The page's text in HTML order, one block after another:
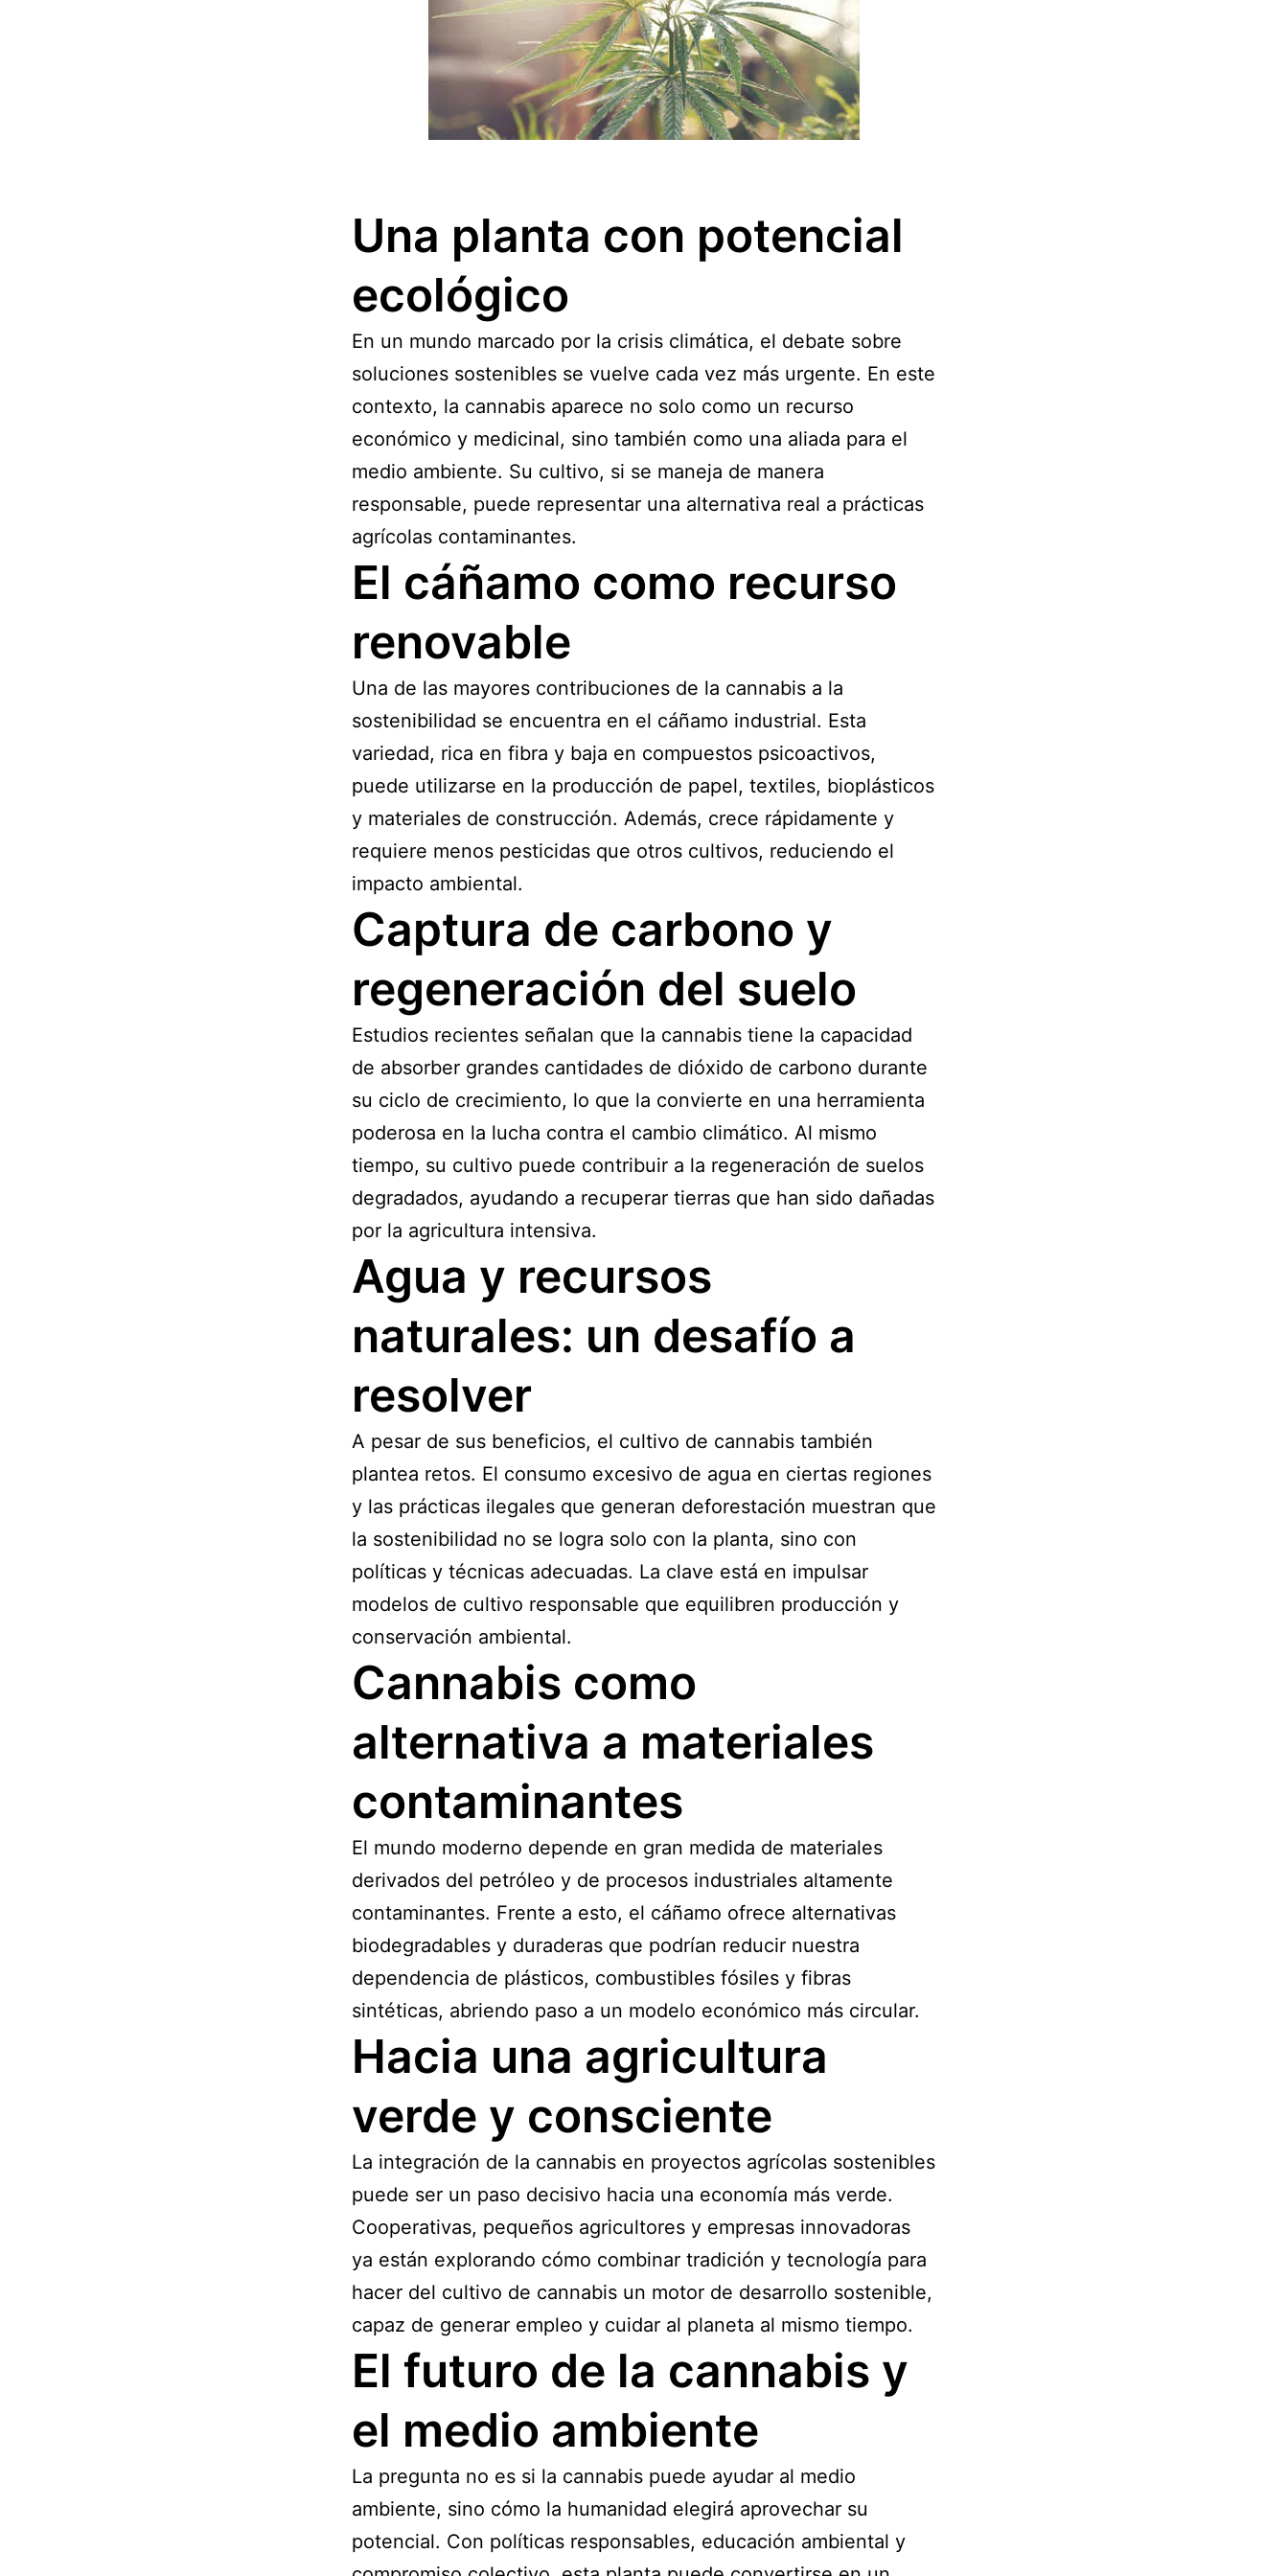
Una planta con potencial
ecológico
En un mundo marcado por la crisis climática, el debate sobre
soluciones sostenibles se vuelve cada vez más urgente. En este
contexto, la cannabis aparece no solo como un recurso
económico y medicinal, sino también como una aliada para el
medio ambiente. Su cultivo, si se maneja de manera
responsable, puede representar una alternativa real a prácticas
agrícolas contaminantes.
El cáñamo como recurso
renovable
Una de las mayores contribuciones de la cannabis a la
sostenibilidad se encuentra en el cáñamo industrial. Esta
variedad, rica en fibra y baja en compuestos psicoactivos,
puede utilizarse en la producción de papel, textiles, bioplásticos
y materiales de construcción. Además, crece rápidamente y
requiere menos pesticidas que otros cultivos, reduciendo el
impacto ambiental.
Captura de carbono y
regeneración del suelo
Estudios recientes señalan que la cannabis tiene la capacidad
de absorber grandes cantidades de dióxido de carbono durante
su ciclo de crecimiento, lo que la convierte en una herramienta
poderosa en la lucha contra el cambio climático. Al mismo
tiempo, su cultivo puede contribuir a la regeneración de suelos
degradados, ayudando a recuperar tierras que han sido dañadas
por la agricultura intensiva.
Agua y recursos
naturales: un desafío a
resolver
A pesar de sus beneficios, el cultivo de cannabis también
plantea retos. El consumo excesivo de agua en ciertas regiones
y las prácticas ilegales que generan deforestación muestran que
la sostenibilidad no se logra solo con la planta, sino con
políticas y técnicas adecuadas. La clave está en impulsar
modelos de cultivo responsable que equilibren producción y
conservación ambiental.
Cannabis como
alternativa a materiales
contaminantes
El mundo moderno depende en gran medida de materiales
derivados del petróleo y de procesos industriales altamente
contaminantes. Frente a esto, el cáñamo ofrece alternativas
biodegradables y duraderas que podrían reducir nuestra
dependencia de plásticos, combustibles fósiles y fibras
sintéticas, abriendo paso a un modelo económico más circular.
Hacia una agricultura
verde y consciente
La integración de la cannabis en proyectos agrícolas sostenibles
puede ser un paso decisivo hacia una economía más verde.
Cooperativas, pequeños agricultores y empresas innovadoras
ya están explorando cómo combinar tradición y tecnología para
hacer del cultivo de cannabis un motor de desarrollo sostenible,
capaz de generar empleo y cuidar al planeta al mismo tiempo.
El futuro de la cannabis y
el medio ambiente
La pregunta no es si la cannabis puede ayudar al medio
ambiente, sino cómo la humanidad elegirá aprovechar su
potencial. Con políticas responsables, educación ambiental y